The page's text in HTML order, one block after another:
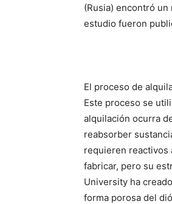
(Rusia) encontró
estudio fueron
El proceso de
Este proceso se
alquilación ocurra
reabsorber
requieren reactivos
fabricar, pero su
University ha
forma porosa del